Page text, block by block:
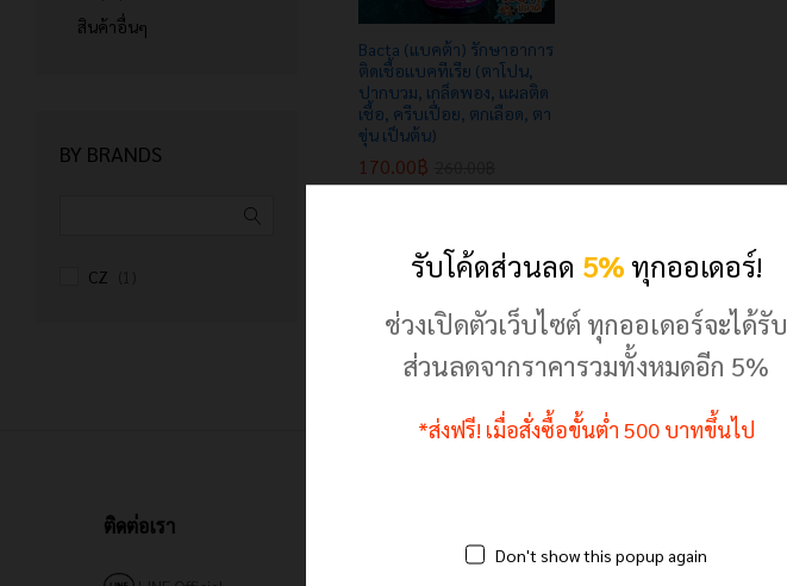
Bacta (แบคต้า) รักษาอาการ
ติดเชื้อแบคทีเรีย (ตาโปน,
ปากบวม, เกล็ดพอง, แผลติด
เชื้อ, ครีบเปื่อย, ตกเลือด, ตา
ขุ่น เป็นต้น)
170.00฿
170.00฿
สินค้าอื่นๆ
BY BRANDS
CZ
ติดต่อเรา
รับโค้ดส่วนลด 5%ทุกออเดอร์!
ช่วงเปิดตัวเว็บไซต์ ทุกออเดอร์จะได้รับ
ส่วนลดจากราคารวมทั้งหมดอีก 5%
*ส่งฟรี! เมื่อสั่งซื้อขั้นต่ำ 500 บาทขึ้นไป
Don't show this popup again